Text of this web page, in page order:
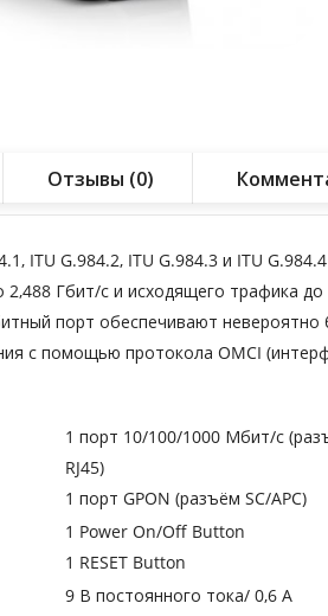
Отзывы (0)
ITU G.984.2, ITU G.984.3 и ITU
Гбит/с и исходящего трафика до
порт обеспечивают
с помощью протокола OMCI
1 порт 10/100/1000 Мбит/с
RJ45)
1 порт GPON (разъём SC/APC)
1 Power On/Off Button
1 RESET Button
9 В постоянного тока/ 0,6 А